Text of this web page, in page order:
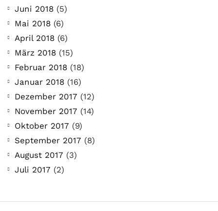
Juni 2018 (5)
Mai 2018 (6)
April 2018 (6)
März 2018 (15)
Februar 2018 (18)
Januar 2018 (16)
Dezember 2017 (12)
November 2017 (14)
Oktober 2017 (9)
September 2017 (8)
August 2017 (3)
Juli 2017 (2)